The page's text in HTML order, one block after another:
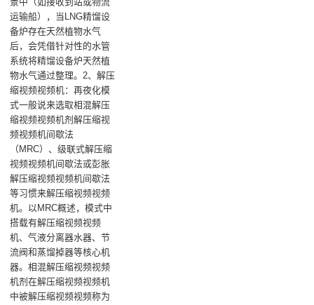
运输船），当LNG精馏设
备炉存在天然植物水气
后，会凭借针对性的水管
系统将精馏设备炉天然植
物水气通过整理。2、解压
缩视频视频机：再夜化模
式一般说来选取相混解压
缩视频视频机剂解压缩视
频视频机间歇法
（MRC）、级联式解压缩
视频视频机间歇法或彭胀
解压缩视频视频机间歇法
等习惯来解压缩视频视频
机。以MRC概述，模式中
搭载有解压缩视频视频
机、气液分离器水器、节
流阀和蒸馏掉器等核心机
器。相混解压缩视频视频
机剂在解压缩视频视频机
中被解压缩视频视频称为